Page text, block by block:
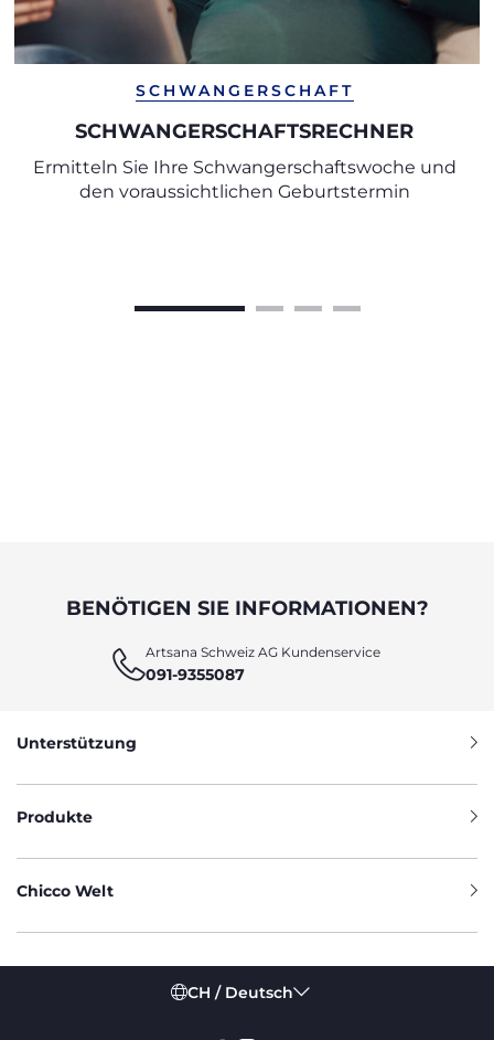
SCHWANGERSCHAFT
SCHWANGERSCHAFTSRECHNER
Ermitteln Sie Ihre Schwangerschaftswoche und
den voraussichtlichen Geburtstermin
BENÖTIGEN SIE INFORMATIONEN?
Artsana Schweiz AG Kundenservice
091-9355087
Unterstützung
Produkte
Chicco Welt
CH / Deutsch